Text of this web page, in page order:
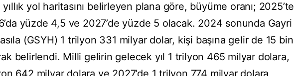
yol haritasını belirleyen plana göre, büyüme oranı; 2025’te
yüzde 4,5 ve 2027’de yüzde 5 olacak. 2024 sonunda Gayri
(GSYH) 1 trilyon 331 milyar dolar, kişi başına gelir de 15 bin
belirlendi. Milli gelirin gelecek yıl 1 trilyon 465 milyar dolara,
642 milyar dolara ve 2027’de 1 trilyon 774 milyar dolara